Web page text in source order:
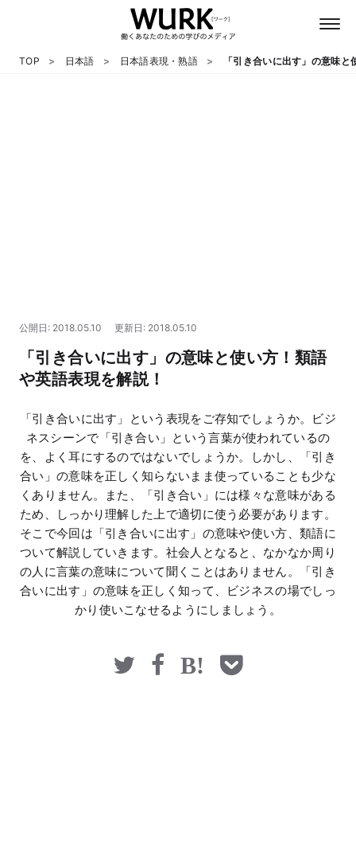
マネー
TOP 日本語 日本語表現・熟語 「引き合いに出す」の意味
公開日: 2018.05.10 更新日: 2018.05.10
「引き合いに出す」の意味と使い方！類語
や英語表現を解説！
「引き合いに出す」という表現をご存知でしょうか。ビジ
ネスシーンで「引き合い」という言葉が使われているの
を、よく耳にするのではないでしょうか。しかし、「引き
合い」の意味を正しく知らないまま使っていることも少な
くありません。また、「引き合い」には様々な意味がある
ため、しっかり理解した上で適切に使う必要があります。
そこで今回は「引き合いに出す」の意味や使い方、類語に
ついて解説していきます。社会人となると、なかなか周り
の人に言葉の意味について聞くことはありません。「引き
合いに出す」の意味を正しく知って、ビジネスの場でしっ
かり使いこなせるようにしましょう。